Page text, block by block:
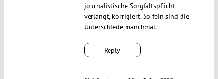
Reply
journalistische Sorgfaltspflicht
verlangt, korrigiert. So fein sind die
Unterschiede manchmal.